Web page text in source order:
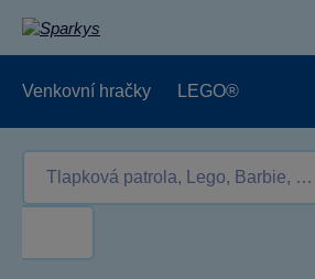
Venkovní hračky LEGO®